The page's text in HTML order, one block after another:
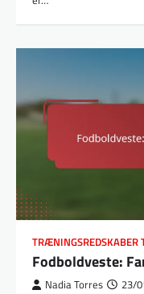
TRÆNINGSREDSKABER
Fodboldveste:
Nadia Torres 23/